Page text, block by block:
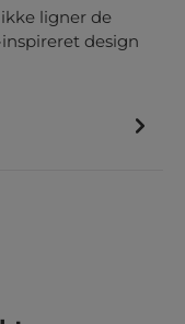
ligner de
design